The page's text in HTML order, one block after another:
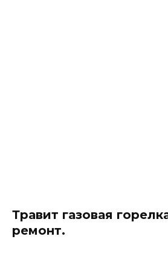
Травит газовая
ремонт.